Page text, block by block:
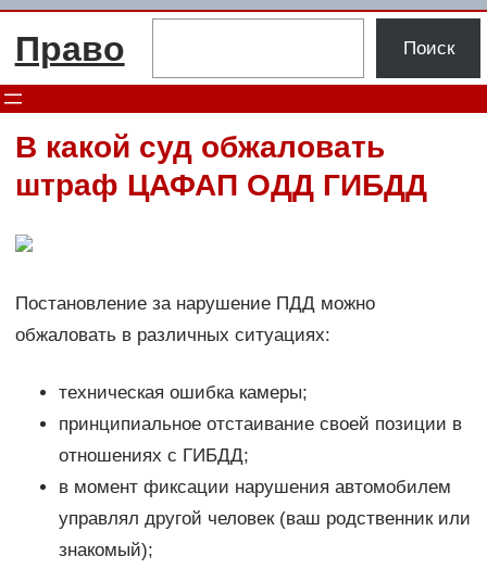
Перейти
Право Поиск
В какой суд обжаловать
штраф ЦАФАП ОДД ГИБДД
Постановление за нарушение ПДД можно
обжаловать в различных ситуациях:
техническая ошибка камеры;
принципиальное отстаивание своей позиции в
отношениях с ГИБДД;
в момент фиксации нарушения автомобилем
управлял другой человек (ваш родственник или
знакомый);